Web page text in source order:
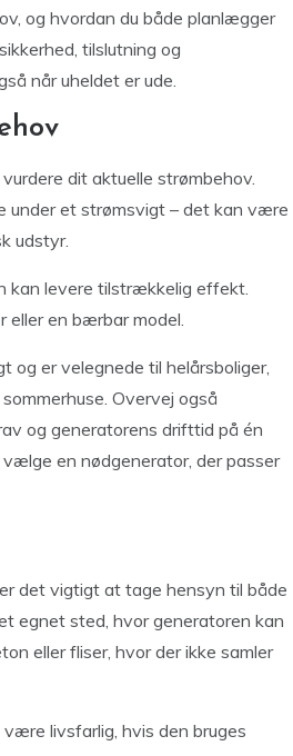
og hvordan du både planlægger
tilslutning og
når uheldet er ude.
dit aktuelle strømbehov.
under et strømsvigt – det kan være
udstyr.
kan levere tilstrækkelig effekt.
eller en bærbar model.
er velegnede til helårsboliger,
Overvej også
og generatorens drifttid på én
en nødgenerator, der passer
det vigtigt at tage hensyn til både
egnet sted, hvor generatoren kan
eller fliser, hvor der ikke samler
livsfarlig, hvis den bruges